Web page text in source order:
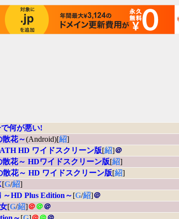
何が悪い!
散花～(Android)[紹]
HD ワイドスクリーン版[紹]＠
花～ HDワイドスクリーン版[紹]
散花～ HD ワイドスクリーン版[紹]
[G/紹]
HD Plus Edition～[G/紹]＠
[G/紹]＠＠＠